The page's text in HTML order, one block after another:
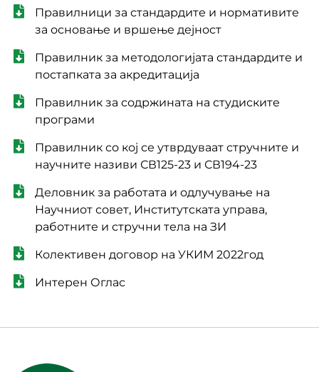
Правилници за стандардите и нормативите
за основање и вршење дејност
Правилник за методологијата стандардите и
постапката за акредитација
Правилник за содржината на студиските
програми
Правилник со кој се утврдуваат стручните и
научните називи СВ125-23 и СВ194-23
Деловник за работата и одлучување на
Научниот совет, Институтската управа,
работните и стручни тела на ЗИ
Колективен договор на УКИМ 2022год
Интерен Оглас